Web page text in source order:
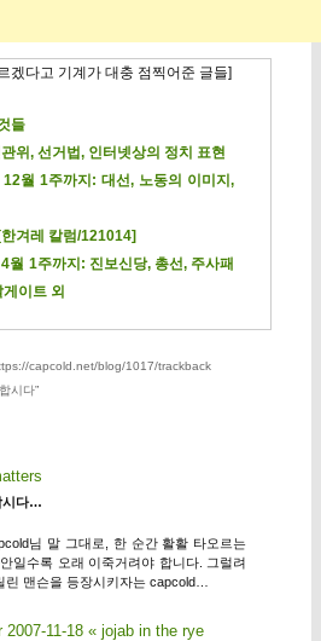
겠다고 기계가 대충 점찍어준 글들]
들
위, 선거법, 인터넷상의 정치 표현
월 1주까지: 대선, 노동의 이미지,
겨레 칼럼/121014]
월 1주까지: 진보신당, 총선, 주사패
이트 외
capcold.net/blog/1017/trackback
시다”
시다…
님 말 그대로, 한 순간 활활 타오르는
일수록 오래 이죽거려야 합니다. 그럴려
린 맨슨을 등장시키자는 capcold…
2007-11-18 « jojab in the rye